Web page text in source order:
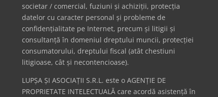
societar / comercial, fuziuni și achiziții, protecția
datelor cu caracter personal și probleme de
confidențialitate pe Internet, precum și litigii și
consultanță în domeniul dreptului muncii, protecției
consumatorului, dreptului fiscal (atât chestiuni
litigioase, cât și necontencioase).
LUPȘA ȘI ASOCIAȚII S.R.L. este o AGENȚIE DE
PROPRIETATE INTELECTUALĂ care acordă asistență în